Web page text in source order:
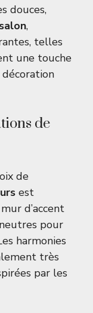
douces,
salon,
telles
une touche
de
de
est
d’accent
pour
harmonies
très
par les